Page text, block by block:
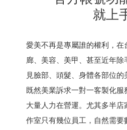
就上
愛美不再是專屬誰的權利，在
廊、美容、美甲、甚至近年
見臉部、頭髮、身體各部位的
既然美業訴求一對一客製化
大量人力在營運。尤其多半
作室只有幾位員工，自然需